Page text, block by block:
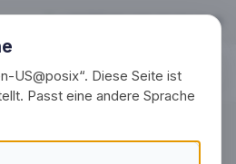
US@posix“. Diese Seite ist
Passt eine andere Sprache
+49 (0) 30 / 20 23 68 91-0
Begär nu